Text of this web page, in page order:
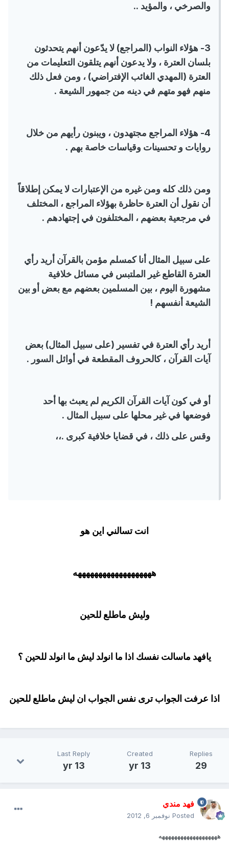
والصرخي ، والمؤيد ..
3- هؤلاء النواب (المراجع) لا يدّعون أنهم يتحدثون
بلسان العترة ، ولا يدعون أنهم يتلقون التعليمات من
العترة (المهدي الغائب الإفتراضي) ، ومن فعل ذلك
منهم فهو متهم في دينه من جمهور الشيعة .
4- هؤلاء المراجع مجتهدون ، ويبنون رأيهم من خلال
روايات و تحسينات وقياسات خاصة بهم .
ومن ذلك كله ومن غيره من الإعتبارات لا يمكن إطلاقاً
أن نقول أن العترة حاظرة بهؤلاء المراجع ، المختلف
في مرجعية بعضهم ، المختلفون في إجتهادهم .
على سبيل المثال أنا كمسلم مؤمن بالقرآن أريد رأي
العترة القاطع غير الملتبس في مسائل خلافية
مشهورة اليوم ، بين المسلمين بعضهم مع بعض أو بين
الشيعة أنفسهم !
أريد رأي العترة في تفسير (على سبيل المثال) بعض
آيات القرآن ، كالحروف المقطعة في أوائل السور .
أو في كون آيات القرآن الكريم لم يعبث بها أحد
فوضعها في غير محلها على سبيل المثال .
وقس على ذلك ، في قضايا خلافية كبرى .،،
انت تسالني اين هو
هههههههههههههههههههه
وليش ماطلع للحين
يافهد ماسالت نفسك اذا ما انولد ليش ما انولد للحين ؟
اذا عرفت الجواب ترى نفس الجواب ان ليش ماطلع للحين
Replies
29
Created
13 yr
Last Reply
13 yr
فهد مندي
Posted نوفمبر 6, 2012
هههههههههههههههههههه